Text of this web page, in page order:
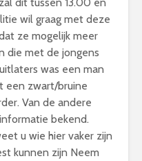
wil graag met deze
ze mogelijk meer
die met de jongens
was een man
een zwart/bruine
Van de andere
bekend.
u wie hier vaker zijn
kunnen zijn Neem